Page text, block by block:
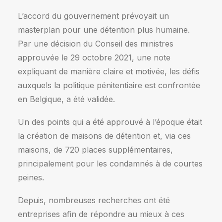
L’accord du gouvernement prévoyait un
masterplan pour une détention plus humaine.
Par une décision du Conseil des ministres
approuvée le 29 octobre 2021, une note
expliquant de manière claire et motivée, les défis
auxquels la politique pénitentiaire est confrontée
en Belgique, a été validée.
Un des points qui a été approuvé à l’époque était
la création de maisons de détention et, via ces
maisons, de 720 places supplémentaires,
principalement pour les condamnés à de courtes
peines.
Depuis, nombreuses recherches ont été
entreprises afin de répondre au mieux à ces